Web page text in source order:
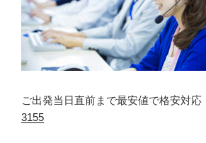
ご出発当日直前まで最安値で格安対応
3155